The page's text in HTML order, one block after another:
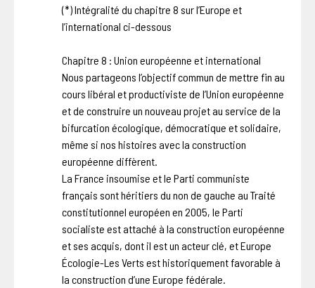
(*) Intégralité du chapitre 8 sur l’Europe et
l’international ci-dessous
Chapitre 8 : Union européenne et international
Nous partageons l’objectif commun de mettre fin au
cours libéral et productiviste de l’Union européenne
et de construire un nouveau projet au service de la
bifurcation écologique, démocratique et solidaire,
même si nos histoires avec la construction
européenne diffèrent.
La France insoumise et le Parti communiste
français sont héritiers du non de gauche au Traité
constitutionnel européen en 2005, le Parti
socialiste est attaché à la construction européenne
et ses acquis, dont il est un acteur clé, et Europe
Écologie-Les Verts est historiquement favorable à
la construction d’une Europe fédérale.